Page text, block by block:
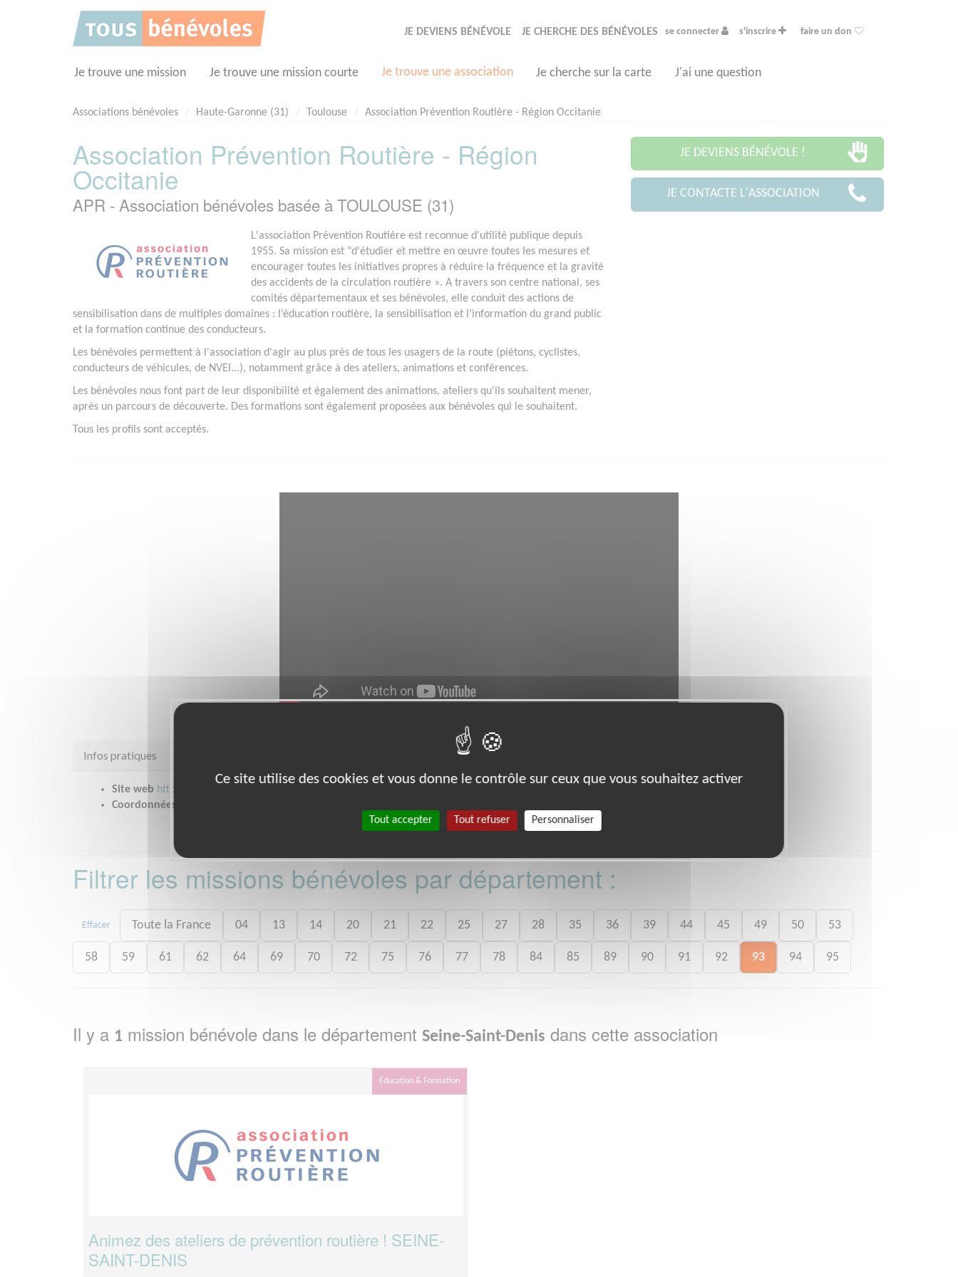
JE DEVIENS BÉNÉVOLE JE CHERCHE DES BÉNÉVOLES se connecter s'inscrire faire un don
Je trouve une mission Je trouve une mission courte Je trouve une association Je cherche sur la carte J'ai une question
Associations bénévoles Haute-Garonne (31) Toulouse Association Prévention Routière - Région Occitanie
Association Prévention Routière - Région
Occitanie
APR - Association bénévoles basée à TOULOUSE (31)
L'association Prévention Routière est reconnue d'utilité publique depuis
1955. Sa mission est "d'étudier et mettre en œuvre toutes les mesures et
encourager toutes les initiatives propres à réduire la fréquence et la gravité
des accidents de la circulation routière ». A travers son centre national, ses
comités départementaux et ses bénévoles, elle conduit des actions de
sensibilisation dans de multiples domaines : l’éducation routière, la sensibilisation et l’information du grand public
et la formation continue des conducteurs.
Les bénévoles permettent à l'association d'agir au plus près de tous les usagers de la route (piétons, cyclistes,
conducteurs de véhicules, de NVEI...), notamment grâce à des ateliers, animations et conférences.
Les bénévoles nous font part de leur disponibilité et également des animations, ateliers qu'ils souhaitent mener,
après un parcours de découverte. Des formations sont également proposées aux bénévoles qui le souhaitent.
Tous les profils sont acceptés.
JE DEVIENS BÉNÉVOLE !
JE CONTACTE L'ASSOCIATION
Infos pratiques
Site web https://www.preventionroutiere.asso.fr/
Coordonnées
Filtrer les missions bénévoles par département :
Effacer Toute la France 04 13 14 20 21 22 25 27 28 35 36 39 44 45 49 50 53
58 59 61 62 64 69 70 72 75 76 77 78 84 85 89 90 91 92 93 94 95
Il y a 1 mission bénévole dans le département Seine-Saint-Denis dans cette association
Éducation & Formation
Animez des ateliers de prévention routière ! SEINE-
SAINT-DENIS
Ce site utilise des cookies et vous donne le contrôle sur ceux que vous souhaitez activer
Tout accepter Tout refuser Personnaliser